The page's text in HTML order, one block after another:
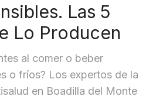
Las 5
Lo Producen
al comer o beber
o fríos? Los expertos de la
en Boadilla del Monte